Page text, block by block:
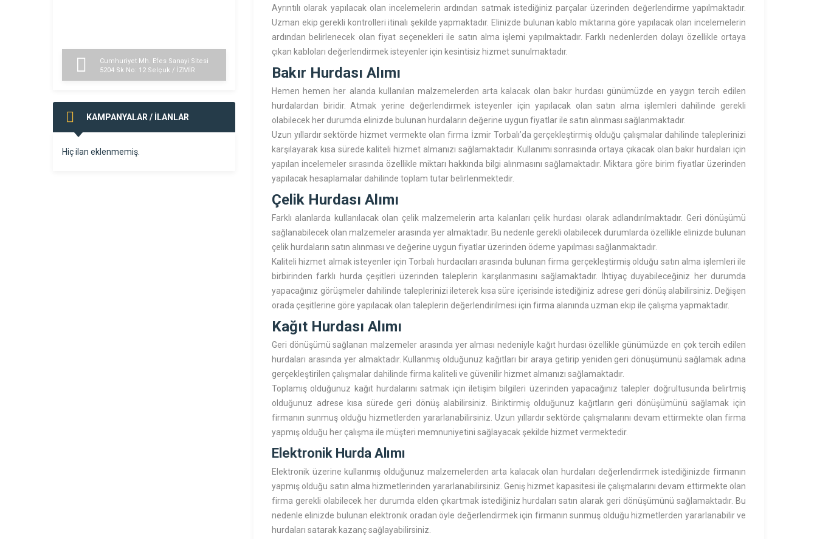
Cumhuriyet Mh. Efes Sanayi Sitesi
5204 Sk No: 12 Selçuk / İZMİR
KAMPANYALAR / İLANLAR
Hiç ilan eklenmemiş.
Ayrıntılı olarak yapılacak olan incelemelerin ardından satmak istediğiniz parçalar üzerinden değerlendirme yapılmaktadır.
Uzman ekip gerekli kontrolleri itinalı şekilde yapmaktadır. Elinizde bulunan kablo miktarına göre yapılacak olan incelemelerin
ardından belirlenecek olan fiyat seçenekleri ile satın alma işlemi yapılmaktadır. Farklı nedenlerden dolayı özellikle ortaya
çıkan kabloları değerlendirmek isteyenler için kesintisiz hizmet sunulmaktadır.
Bakır Hurdası Alımı
Hemen hemen her alanda kullanılan malzemelerden arta kalacak olan bakır hurdası günümüzde en yaygın tercih edilen
hurdalardan biridir. Atmak yerine değerlendirmek isteyenler için yapılacak olan satın alma işlemleri dahilinde gerekli
olabilecek her durumda elinizde bulunan hurdaların değerine uygun fiyatlar ile satın alınması sağlanmaktadır.
Uzun yıllardır sektörde hizmet vermekte olan firma İzmir Torbalı’da gerçekleştirmiş olduğu çalışmalar dahilinde taleplerinizi
karşılayarak kısa sürede kaliteli hizmet almanızı sağlamaktadır. Kullanımı sonrasında ortaya çıkacak olan bakır hurdaları için
yapılan incelemeler sırasında özellikle miktarı hakkında bilgi alınmasını sağlamaktadır. Miktara göre birim fiyatlar üzerinden
yapılacak hesaplamalar dahilinde toplam tutar belirlenmektedir.
Çelik Hurdası Alımı
Farklı alanlarda kullanılacak olan çelik malzemelerin arta kalanları çelik hurdası olarak adlandırılmaktadır. Geri dönüşümü
sağlanabilecek olan malzemeler arasında yer almaktadır. Bu nedenle gerekli olabilecek durumlarda özellikle elinizde bulunan
çelik hurdaların satın alınması ve değerine uygun fiyatlar üzerinden ödeme yapılması sağlanmaktadır.
Kaliteli hizmet almak isteyenler içinTorbalı hurdacıları arasında bulunan firma gerçekleştirmiş olduğu satın alma işlemleri ile
birbirinden farklı hurda çeşitleri üzerinden taleplerin karşılanmasını sağlamaktadır. İhtiyaç duyabileceğiniz her durumda
yapacağınız görüşmeler dahilinde taleplerinizi ileterek kısa süre içerisinde istediğiniz adrese geri dönüş alabilirsiniz. Değişen
orada çeşitlerine göre yapılacak olan taleplerin değerlendirilmesi için firma alanında uzman ekip ile çalışma yapmaktadır.
Kağıt Hurdası Alımı
Geri dönüşümü sağlanan malzemeler arasında yer alması nedeniyle kağıt hurdası özellikle günümüzde en çok tercih edilen
hurdaları arasında yer almaktadır. Kullanmış olduğunuz kağıtları bir araya getirip yeniden geri dönüşümünü sağlamak adına
gerçekleştirilen çalışmalar dahilinde firma kaliteli ve güvenilir hizmet almanızı sağlamaktadır.
Toplamış olduğunuz kağıt hurdalarını satmak için iletişim bilgileri üzerinden yapacağınız talepler doğrultusunda belirtmiş
olduğunuz adrese kısa sürede geri dönüş alabilirsiniz. Biriktirmiş olduğunuz kağıtların geri dönüşümünü sağlamak için
firmanın sunmuş olduğu hizmetlerden yararlanabilirsiniz. Uzun yıllardır sektörde çalışmalarını devam ettirmekte olan firma
yapmış olduğu her çalışma ile müşteri memnuniyetini sağlayacak şekilde hizmet vermektedir.
Elektronik Hurda Alımı
Elektronik üzerine kullanmış olduğunuz malzemelerden arta kalacak olan hurdaları değerlendirmek istediğinizde firmanın
yapmış olduğu satın alma hizmetlerinden yararlanabilirsiniz. Geniş hizmet kapasitesi ile çalışmalarını devam ettirmekte olan
firma gerekli olabilecek her durumda elden çıkartmak istediğiniz hurdaları satın alarak geri dönüşümünü sağlamaktadır. Bu
nedenle elinizde bulunan elektronik oradan öyle değerlendirmek için firmanın sunmuş olduğu hizmetlerden yararlanabilir ve
hurdaları satarak kazanç sağlayabilirsiniz.